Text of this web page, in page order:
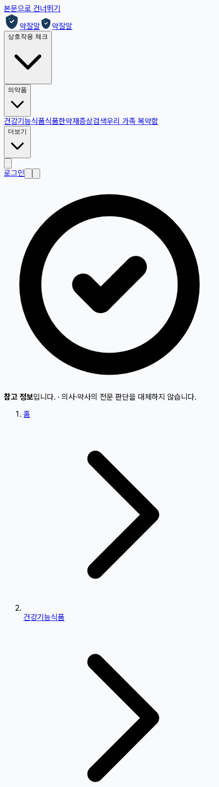
본문으로 건너뛰기
약잘알
약잘알
상호작용 체크
의약품
건강기능식품식품한약재증상검색우리 가족 복약함
더보기
로그인
참고 정보입니다. · 의사·약사의 전문 판단을 대체하지 않습니다.
홈
건강기능식품